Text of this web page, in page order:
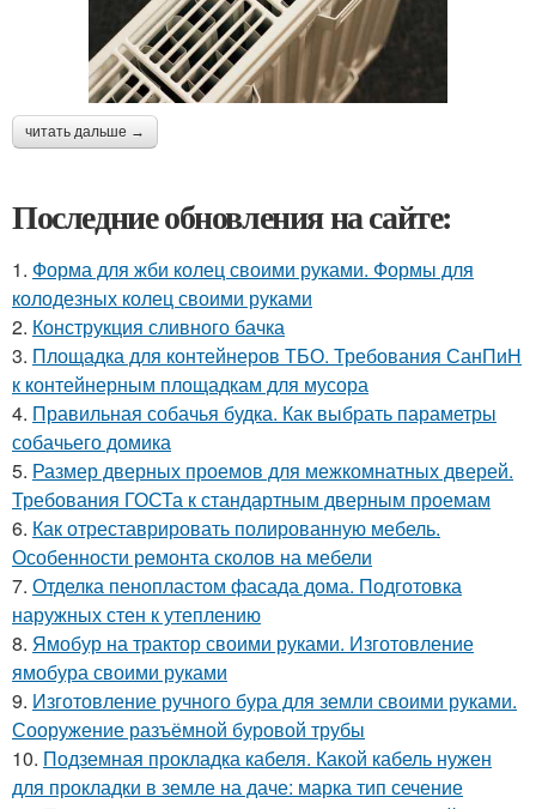
читать дальше →
Последние обновления на сайте:
1. Форма для жби колец своими руками. Формы для
колодезных колец своими руками
2. Конструкция сливного бачка
3. Площадка для контейнеров ТБО. Требования СанПиН
к контейнерным площадкам для мусора
4. Правильная собачья будка. Как выбрать параметры
собачьего домика
5. Размер дверных проемов для межкомнатных дверей.
Требования ГОСТа к стандартным дверным проемам
6. Как отреставрировать полированную мебель.
Особенности ремонта сколов на мебели
7. Отделка пенопластом фасада дома. Подготовка
наружных стен к утеплению
8. Ямобур на трактор своими руками. Изготовление
ямобура своими руками
9. Изготовление ручного бура для земли своими руками.
Сооружение разъёмной буровой трубы
10. Подземная прокладка кабеля. Какой кабель нужен
для прокладки в земле на даче: марка тип сечение